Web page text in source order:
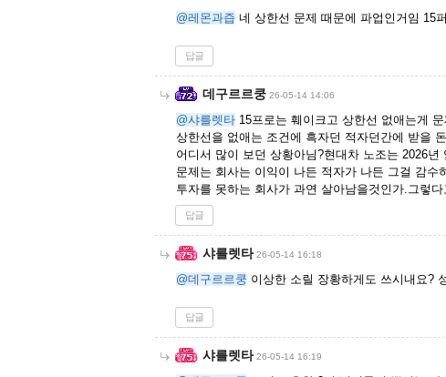
@레몬과즙 네 상한선 문제 때문에 파업인거임 15
답글
데구르르쿵 26-05-14 14:06
@샤를렛타 15프로는 훼이크고 상한선 없애는게 문
상한선을 없애는 조건에 흑자던 적자던간에 받을
어디서 많이 보던 상황아님?현대차 노조는 2026
문제는 회사는 이익이 나든 적자가 나든 그걸 감수
투자를 못하는 회사가 과연 살아남을것인가.그렇
답글
샤를렛타 26-05-14 16:18
@데구르르쿵 이상한 소릴 장황하게도 쓰시내요?
답글
샤를렛타 26-05-14 16:19